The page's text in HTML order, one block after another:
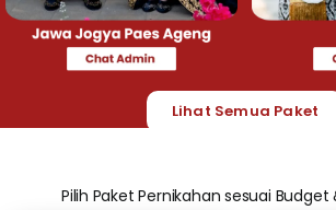
Lihat Semua Paket
Pilih Paket Pernikahan sesuai